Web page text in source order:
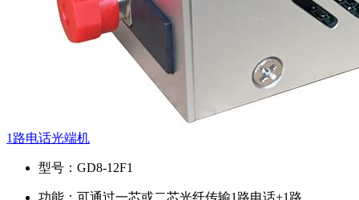
1路电话光端机
型号： GD8-12F1
功能： 可通过一芯或二芯光纤传输1路电话+1路